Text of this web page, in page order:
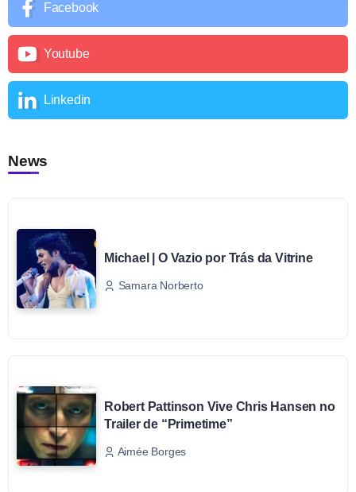
Facebook
Youtube
Linkedin
News
Michael | O Vazio por Trás da Vitrine
Samara Norberto
Robert Pattinson Vive Chris Hansen no
Trailer de “Primetime”
Aimée Borges